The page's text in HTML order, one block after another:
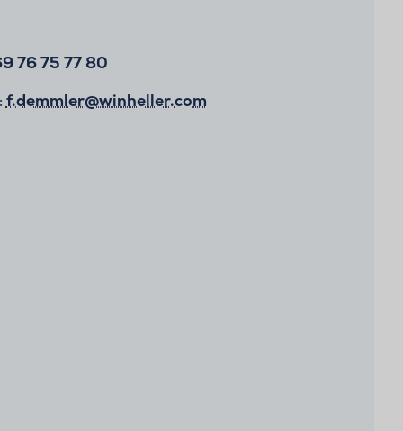
76 75 77 80
f.demmler@winheller.com